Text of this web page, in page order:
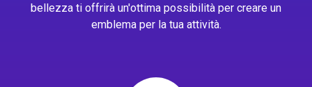
bellezza ti offrirà un'ottima possibilità per creare un
emblema per la tua attività.